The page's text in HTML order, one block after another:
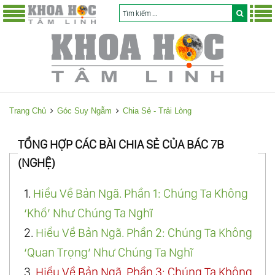
Trang Chủ Góc Suy Ngẫm Chia Sẻ - Trải Lòng
TỔNG HỢP CÁC BÀI CHIA SẺ CỦA BÁC 7B
(NGHỆ)
1. Hiểu Về Bản Ngã. Phần 1: Chúng Ta Không
‘Khổ’ Như Chúng Ta Nghĩ
2. Hiểu Về Bản Ngã. Phần 2: Chúng Ta Không
‘Quan Trọng’ Như Chúng Ta Nghĩ
3. Hiểu Về Bản Ngã. Phần 3: Chúng Ta Không